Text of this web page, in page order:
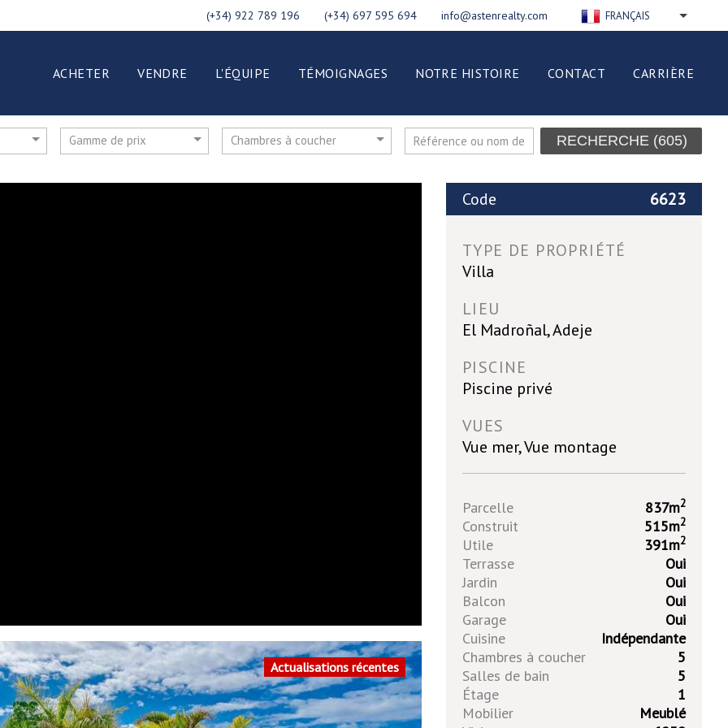
FRANÇAIS
ESPAÑOL
NEDERLANDS
POLSKI
(+34) 922 789 196 (+34) 697 595 694 info@astenrealty.com
ACHETER VENDRE L'ÉQUIPE TÉMOIGNAGES NOTRE HISTOIRE CONTACT CARRIÈRE
Gamme de prix Chambres à coucher RECHERCHE (605)
Actualisations récentes
Code 6623
TYPE DE PROPRIÉTÉ
Villa
LIEU
El Madroñal, Adeje
PISCINE
Piscine privé
VUES
Vue mer, Vue montage
Parcelle 837m2
Construit 515m2
Utile 391m2
Terrasse
Oui
Jardin
Oui
Balcon
Oui
Garage
Oui
Cuisine
Indépendante
Chambres à coucher
5
Salles de bain
5
Étage
1
Mobilier
Meublé